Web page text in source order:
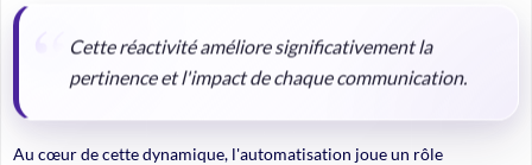
Cette réactivité améliore significativement la
pertinence et l'impact de chaque communication.
Au cœur de cette dynamique, l'automatisation joue un rôle